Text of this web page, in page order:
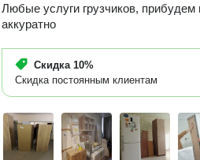
Любые услуги грузчиков,
аккуратно
Скидка 10%
Скидка постоянным клиентам